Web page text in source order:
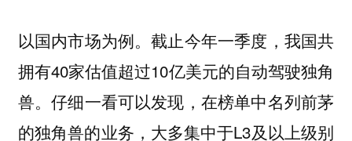
以国内市场为例。截止今年一季度，我国共
拥有40家估值超过10亿美元的自动驾驶独角
兽。仔细一看可以发现，在榜单中名列前茅
的独角兽的业务，大多集中于L3及以上级别